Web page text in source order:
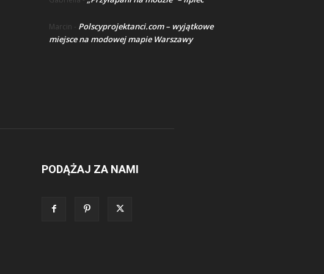
Marcin - Polscyprojektanci.com – wyjątkowe
miejsce na modowej mapie Warszawy
PODĄŻAJ ZA NAMI